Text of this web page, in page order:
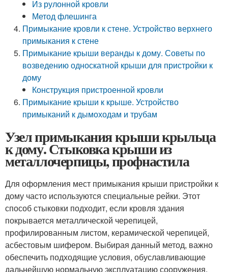
Из рулонной кровли
Метод флешинга
Примыкание кровли к стене. Устройство верхнего
примыкания к стене
Примыкание крыши веранды к дому. Советы по
возведению односкатной крыши для пристройки к
дому
Конструкция пристроенной кровли
Примыкание крыши к крыше. Устройство
примыканий к дымоходам и трубам
Узел примыкания крыши крыльца
к дому. Стыковка крыши из
металлочерпицы, профнастила
Для оформления мест примыкания крыши пристройки к
дому часто используются специальные рейки. Этот
способ стыковки подходит, если кровля здания
покрывается металлической черепицей,
профилированным листом, керамической черепицей,
асбестовым шифером. Выбирая данный метод, важно
обеспечить подходящие условия, обуславливающие
дальнейшую нормальную эксплуатацию сооружения.